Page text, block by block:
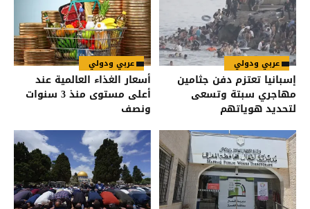
عربي ودولي
إسبانيا تعتزم دفن جثامين
مهاجري سبتة وتسعى
لتحديد هوياتهم
عربي ودولي
أسعار الغذاء العالمية عند
أعلى مستوى منذ 3 سنوات
ونصف